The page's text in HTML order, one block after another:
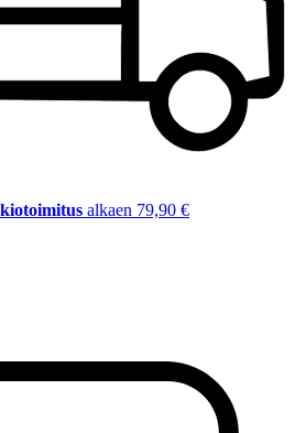
alkaen 79,90 €